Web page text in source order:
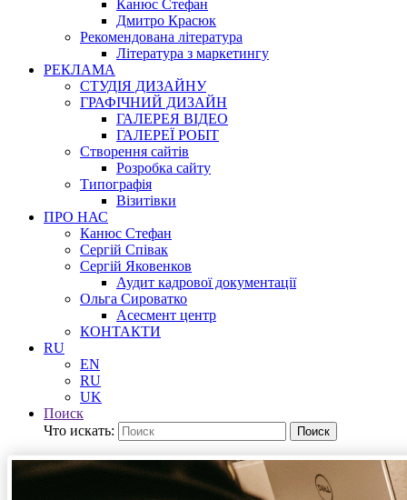
Канюс Стефан
Дмитро Красюк
Рекомендована література
Література з маркетингу
РЕКЛАМА
СТУДІЯ ДИЗАЙНУ
ГРАФІЧНИЙ ДИЗАЙН
ГАЛЕРЕЯ ВІДЕО
ГАЛЕРЕЇ РОБІТ
Створення сайтів
Розробка сайту
Типографія
Візитівки
ПРО НАС
Канюс Стефан
Сергій Співак
Сергій Яковенков
Аудит кадрової документації
Ольга Сироватко
Асесмент центр
КОНТАКТИ
RU
EN
RU
UK
Поиск
Что искать:
Поиск